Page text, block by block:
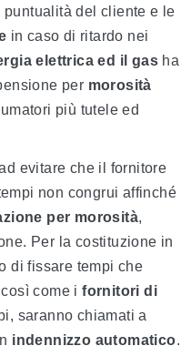
del cliente e le
in caso di ritardo nei
elettrica ed il gas ha
per morosità
più tutele ed
evitare che il fornitore
non congrui affinché
per morosità,
Per la costituzione in
di fissare tempi che
così come ifornitori di
saranno chiamati a
indennizzo automatico.